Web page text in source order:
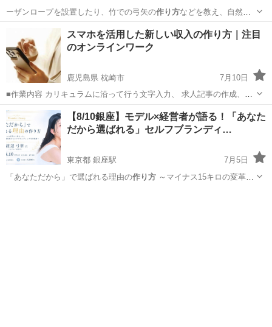
ーザンロープを設置したり、竹での弓矢の作り方などを教え、自然あ
そびの提案を行う。内…
北杜市 韮崎駅 育児
スマホを活用した新しい収入の作り方｜注目
のオンラインワーク
鹿児島県 枕崎市
7月10日
■作業内容 カリキュラムに沿って行う文字入力、 求人記事の作成、お
問い合わせ対応、 SNS運営などを担当していただきます。 ・未経験の
方でも安心して始められます ・作業量に応じて報 酬アップが見込めま
す ...
鹿児島 枕崎市 キャンペーン
【8/10銀座】モデル×経営者が語る！「あなた
だから選ばれる」セルフブランディ…
東京都 銀座駅
7月5日
「あなただから」で選ばれる理由の作り方～マイナス15キロの変革か